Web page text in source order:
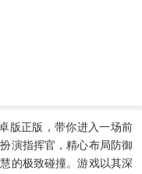
版正版，带你进入一场前
演指挥官，精心布局防御
的极致碰撞。游戏以其深